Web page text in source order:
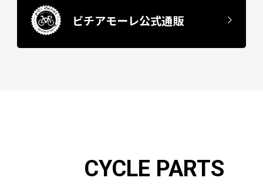
ビチアモーレ公式通販
CYCLE PARTS